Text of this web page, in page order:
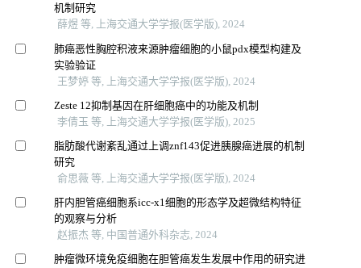
机制研究
薛煜 等, 上海交通大学学报(医学版), 2024
肺癌恶性胸腔积液来源肿瘤细胞的小鼠pdx模型构建及
实验验证
王梦婷 等, 上海交通大学学报(医学版), 2024
Zeste 12抑制基因在肝细胞癌中的功能及机制
李倩玉 等, 上海交通大学学报(医学版), 2025
脂肪酸代谢紊乱通过上调znf143促进胰腺癌进展的机制
研究
俞思薇 等, 上海交通大学学报(医学版), 2024
肝内胆管癌细胞系icc-x1细胞的形态学及超微结构特征
的观察与分析
赵振杰 等, 中国普通外科杂志, 2024
肿瘤微环境免疫细胞在胆管癌发生发展中作用的研究进